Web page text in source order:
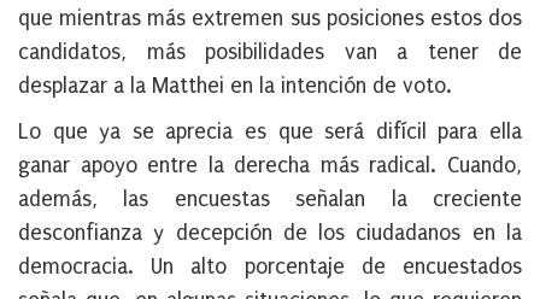
que mientras más extremen sus posiciones estos dos
candidatos, más posibilidades van a tener de
desplazar a la Matthei en la intención de voto.
Lo que ya se aprecia es que será difícil para ella
ganar apoyo entre la derecha más radical. Cuando,
además, las encuestas señalan la creciente
desconfianza y decepción de los ciudadanos en la
democracia. Un alto porcentaje de encuestados